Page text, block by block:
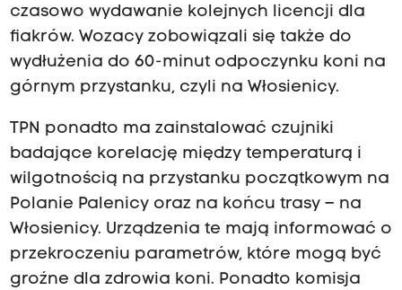
czasowo wydawanie kolejnych licencji dla
fiakrów. Wozacy zobowiązali się także do
wydłużenia do 60-minut odpoczynku koni na
górnym przystanku, czyli na Włosienicy.
TPN ponadto ma zainstalować czujniki
badające korelację między temperaturą i
wilgotnością na przystanku początkowym na
Polanie Palenicy oraz na końcu trasy – na
Włosienicy. Urządzenia te mają informować o
przekroczeniu parametrów, które mogą być
groźne dla zdrowia koni. Ponadto komisja